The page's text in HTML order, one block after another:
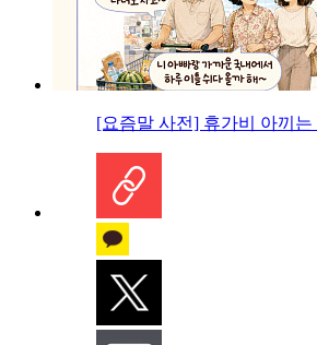
[요즘말 사전] 휴가비 아끼는